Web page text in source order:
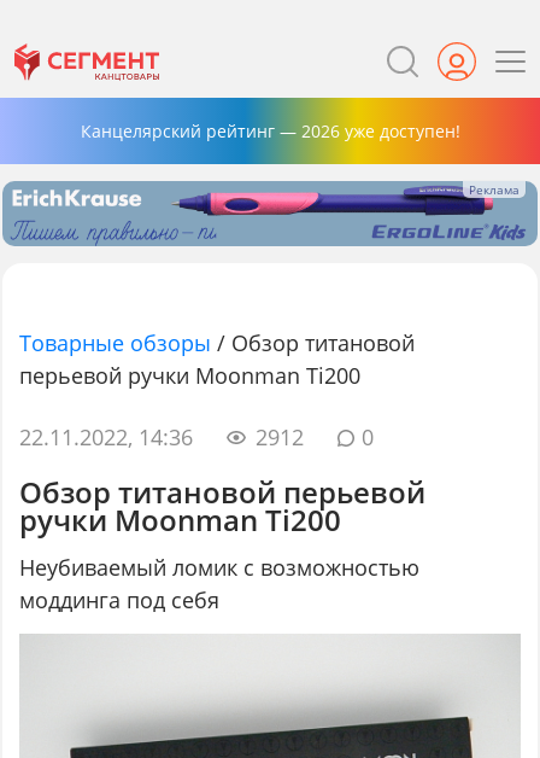
Канцелярский рейтинг — 2026 уже доступен!
Товарные обзоры / Обзор титановой
перьевой ручки Moonman Ti200
22.11.2022, 14:36 2912 0
Обзор титановой перьевой
ручки Moonman Ti200
Неубиваемый ломик с возможностью
моддинга под себя